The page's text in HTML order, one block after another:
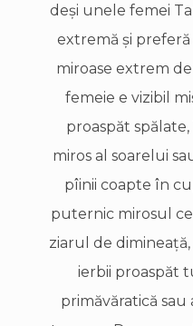
deşi unele femei
extremă şi preferă
miroase extrem
femeie e vizibil
proaspăt
miros al soarelui
pîinii coapte în
puternic mirosul
ziarul de
ierbii proaspăt
primăvăratică